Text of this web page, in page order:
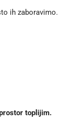
ih zaboravimo.
toplijim.